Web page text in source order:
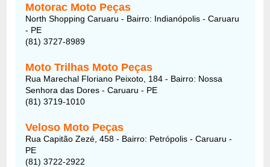
Motorac Moto Peças
North Shopping Caruaru - Bairro: Indianópolis - Caruaru
- PE
(81) 3727-8989
Moto Trilhas Moto Peças
Rua Marechal Floriano Peixoto, 184 - Bairro: Nossa
Senhora das Dores - Caruaru - PE
(81) 3719-1010
Veloso Moto Peças
Rua Capitão Zezé, 458 - Bairro: Petrópolis - Caruaru -
PE
(81) 3722-2922